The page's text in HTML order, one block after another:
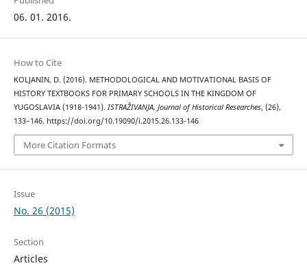
06. 01. 2016.
How to Cite
KOLJANIN, D. (2016). METHODOLOGICAL AND MOTIVATIONAL BASIS OF
HISTORY TEXTBOOKS FOR PRIMARY SCHOOLS IN THE KINGDOM OF
YUGOSLAVIA (1918-1941). ISTRAŽIVANJA, Јournal of Historical Researches, (26),
133–146. https://doi.org/10.19090/i.2015.26.133-146
More Citation Formats
Issue
No. 26 (2015)
Section
Articles